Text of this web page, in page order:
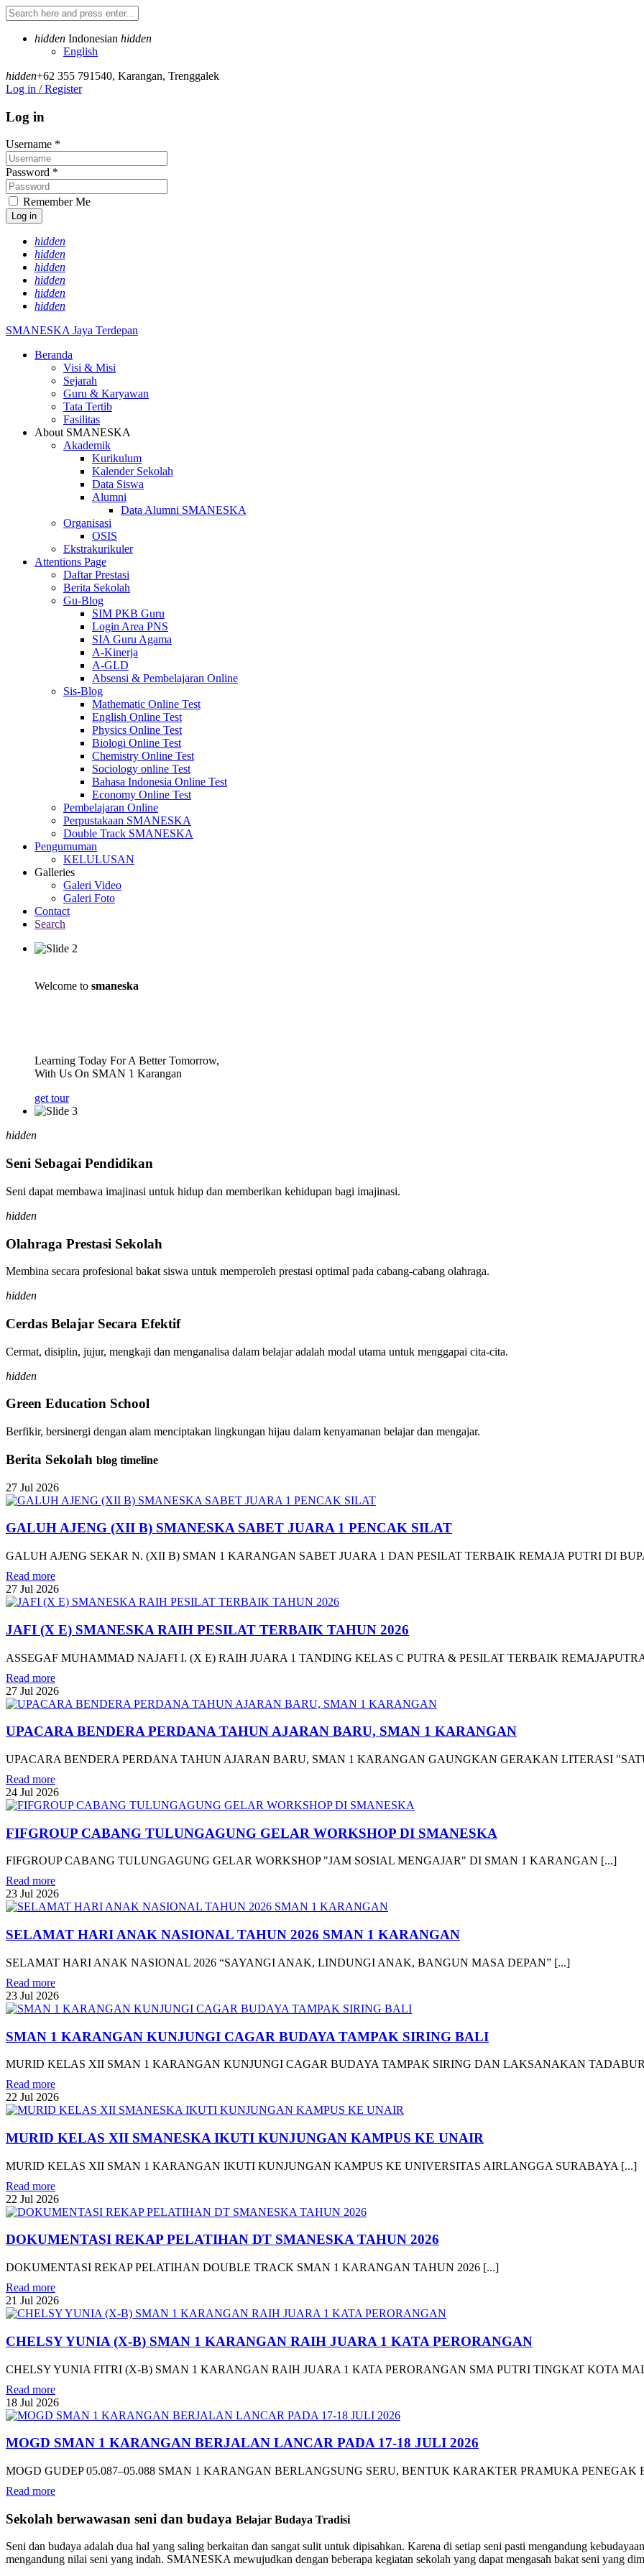
hidden Indonesian hidden
English
hidden+62 355 791540, Karangan, Trenggalek
Log in / Register
Log in
Username *
Password *
Remember Me
Log in
hidden
hidden
hidden
hidden
hidden
hidden
SMANESKA Jaya Terdepan
Beranda
Visi & Misi
Sejarah
Guru & Karyawan
Tata Tertib
Fasilitas
About SMANESKA
Akademik
Kurikulum
Kalender Sekolah
Data Siswa
Alumni
Data Alumni SMANESKA
Organisasi
OSIS
Ekstrakurikuler
Attentions Page
Daftar Prestasi
Berita Sekolah
Gu-Blog
SIM PKB Guru
Login Area PNS
SIA Guru Agama
A-Kinerja
A-GLD
Absensi & Pembelajaran Online
Sis-Blog
Mathematic Online Test
English Online Test
Physics Online Test
Biologi Online Test
Chemistry Online Test
Sociology online Test
Bahasa Indonesia Online Test
Economy Online Test
Pembelajaran Online
Perpustakaan SMANESKA
Double Track SMANESKA
Pengumuman
KELULUSAN
Galleries
Galeri Video
Galeri Foto
Contact
Search
Welcome to smaneska
Learning Today For A Better Tomorrow,
With Us On SMAN 1 Karangan
get tour
hidden
Seni Sebagai Pendidikan
Seni dapat membawa imajinasi untuk hidup dan memberikan kehidupan bagi imajinasi.
hidden
Olahraga Prestasi Sekolah
Membina secara profesional bakat siswa untuk memperoleh prestasi optimal pada cabang-cabang olahraga.
hidden
Cerdas Belajar Secara Efektif
Cermat, disiplin, jujur, mengkaji dan menganalisa dalam belajar adalah modal utama untuk menggapai cita-cita.
hidden
Green Education School
Berfikir, bersinergi dengan alam menciptakan lingkungan hijau dalam kenyamanan belajar dan mengajar.
Berita Sekolah blog timeline
27 Jul 2026
GALUH AJENG (XII B) SMANESKA SABET JUARA 1 PENCAK SILAT
GALUH AJENG SEKAR N. (XII B) SMAN 1 KARANGAN SABET JUARA 1 DAN PESILAT TERBAIK REMAJA PUTRI DI
Read more
27 Jul 2026
JAFI (X E) SMANESKA RAIH PESILAT TERBAIK TAHUN 2026
ASSEGAF MUHAMMAD NAJAFI I. (X E) RAIH JUARA 1 TANDING KELAS C PUTRA & PESILAT TERBAIK
Read more
27 Jul 2026
UPACARA BENDERA PERDANA TAHUN AJARAN BARU, SMAN 1 KARANGAN
UPACARA BENDERA PERDANA TAHUN AJARAN BARU, SMAN 1 KARANGAN GAUNGKAN GERAKAN LITERASI
Read more
24 Jul 2026
FIFGROUP CABANG TULUNGAGUNG GELAR WORKSHOP DI SMANESKA
FIFGROUP CABANG TULUNGAGUNG GELAR WORKSHOP "JAM SOSIAL MENGAJAR" DI SMAN 1 KARANGAN [...]
Read more
23 Jul 2026
SELAMAT HARI ANAK NASIONAL TAHUN 2026 SMAN 1 KARANGAN
SELAMAT HARI ANAK NASIONAL 2026 “SAYANGI ANAK, LINDUNGI ANAK, BANGUN MASA DEPAN” [...]
Read more
23 Jul 2026
SMAN 1 KARANGAN KUNJUNGI CAGAR BUDAYA TAMPAK SIRING BALI
MURID KELAS XII SMAN 1 KARANGAN KUNJUNGI CAGAR BUDAYA TAMPAK SIRING DAN LAKSANAKAN
Read more
22 Jul 2026
MURID KELAS XII SMANESKA IKUTI KUNJUNGAN KAMPUS KE UNAIR
MURID KELAS XII SMAN 1 KARANGAN IKUTI KUNJUNGAN KAMPUS KE UNIVERSITAS AIRLANGGA SURABAYA [...]
Read more
22 Jul 2026
DOKUMENTASI REKAP PELATIHAN DT SMANESKA TAHUN 2026
DOKUMENTASI REKAP PELATIHAN DOUBLE TRACK SMAN 1 KARANGAN TAHUN 2026 [...]
Read more
21 Jul 2026
CHELSY YUNIA (X-B) SMAN 1 KARANGAN RAIH JUARA 1 KATA PERORANGAN
CHELSY YUNIA FITRI (X-B) SMAN 1 KARANGAN RAIH JUARA 1 KATA PERORANGAN SMA PUTRI TINGKAT KOTA
Read more
18 Jul 2026
MOGD SMAN 1 KARANGAN BERJALAN LANCAR PADA 17-18 JULI 2026
MOGD GUDEP 05.087–05.088 SMAN 1 KARANGAN BERLANGSUNG SERU, BENTUK KARAKTER PRAMUKA PENEGAK
Read more
Sekolah berwawasan seni dan budaya Belajar Budaya Tradisi
Seni dan budaya adalah dua hal yang saling berkaitan dan sangat sulit untuk dipisahkan. Karena di setiap seni pasti mengandung
mengandung nilai seni yang indah. SMANESKA mewujudkan dengan beberapa kegiatan sekolah yang dapat mengasah bakat seni yang